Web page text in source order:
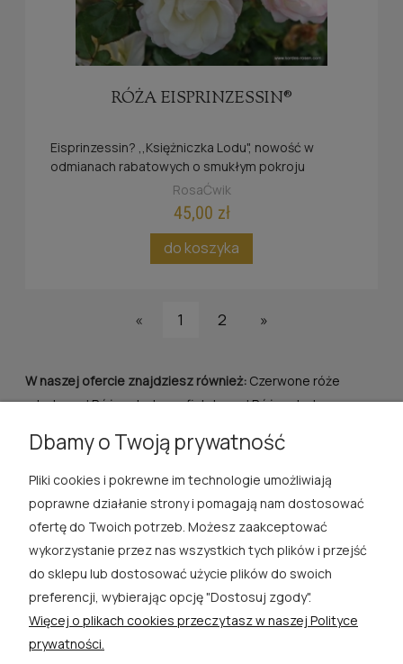
RÓŻA EISPRINZESSIN®
Eisprinzessin? ,,Księżniczka Lodu", nowość w
odmianach rabatowych o smukłym pokroju
RosaĆwik
45,00 zł
do koszyka
« 1 2 »
W naszej ofercie znajdziesz również: Czerwone róże
rabatowe|Róże rabatowe fioletowe|Róże rabatowe
różowe | Żółte róże rabatowe
ROSA ĆWIK
SKLEP
EXTRA
Dbamy o Twoją prywatność
Pliki cookies i pokrewne im technologie umożliwiają
poprawne działanie strony i pomagają nam dostosować
ofertę do Twoich potrzeb. Możesz zaakceptować
wykorzystanie przez nas wszystkich tych plików i przejść
do sklepu lub dostosować użycie plików do swoich
preferencji, wybierając opcję "Dostosuj zgody".
Więcej o plikach cookies przeczytasz w naszej Polityce
prywatności.